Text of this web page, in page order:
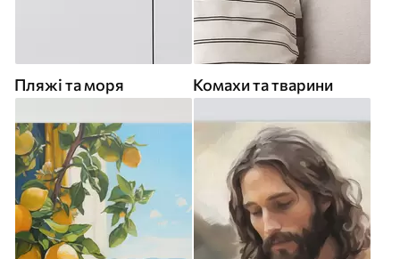
Пляжі та моря Комахи та тварини